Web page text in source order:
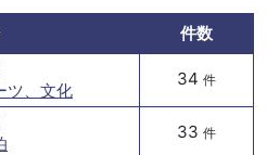
件数
ツ、文化
34 件
33 件